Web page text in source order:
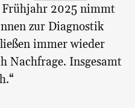
Frühjahr 2025 nimmt
zur Diagnostik
immer wieder
Nachfrage. Insgesamt